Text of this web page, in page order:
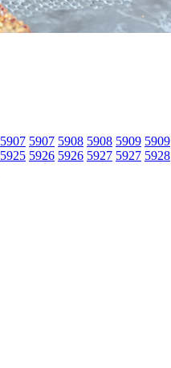
5907 5907 5908 5908 5909 5909
5925 5926 5926 5927 5927 5928